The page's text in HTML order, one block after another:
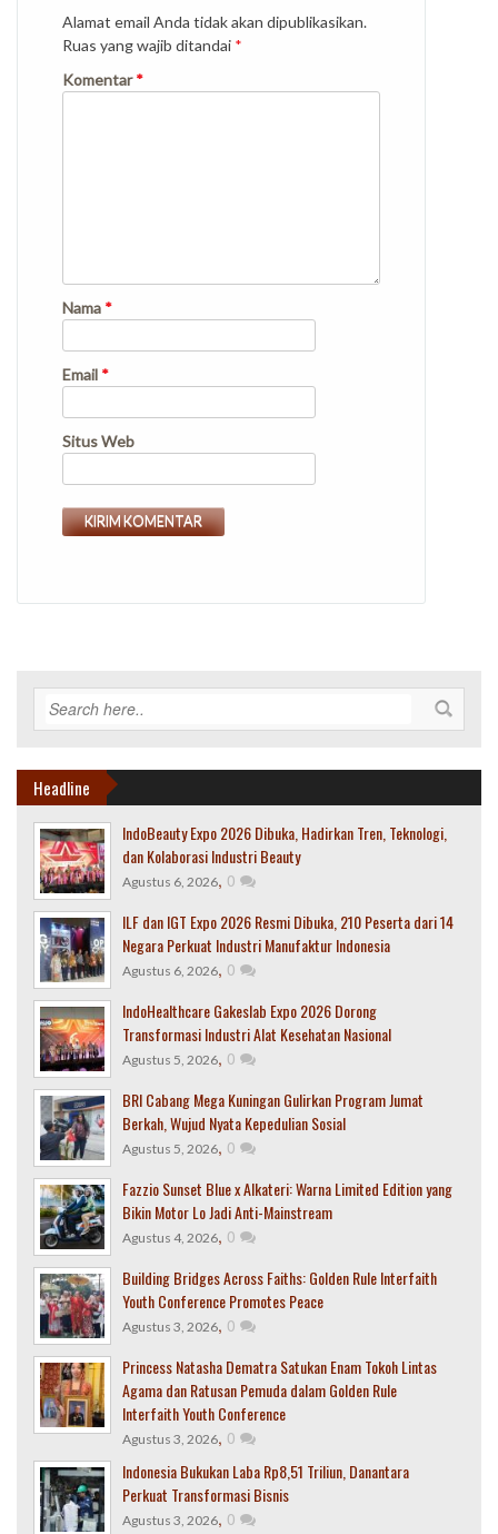
Alamat email Anda tidak akan dipublikasikan.
Ruas yang wajib ditandai *
Komentar*
Nama *
Email *
Situs Web
Headline
IndoBeauty Expo 2026 Dibuka, Hadirkan Tren, Teknologi,
dan Kolaborasi Industri Beauty
Agustus 6, 2026, 0
ILF dan IGT Expo 2026 Resmi Dibuka, 210 Peserta dari 14
Negara Perkuat Industri Manufaktur Indonesia
Agustus 6, 2026, 0
IndoHealthcare Gakeslab Expo 2026 Dorong
Transformasi Industri Alat Kesehatan Nasional
Agustus 5, 2026, 0
BRI Cabang Mega Kuningan Gulirkan Program Jumat
Berkah, Wujud Nyata Kepedulian Sosial
Agustus 5, 2026, 0
Fazzio Sunset Blue x Alkateri: Warna Limited Edition yang
Bikin Motor Lo Jadi Anti-Mainstream
Agustus 4, 2026, 0
Building Bridges Across Faiths: Golden Rule Interfaith
Youth Conference Promotes Peace
Agustus 3, 2026, 0
Princess Natasha Dematra Satukan Enam Tokoh Lintas
Agama dan Ratusan Pemuda dalam Golden Rule
Interfaith Youth Conference
Agustus 3, 2026, 0
Indonesia Bukukan Laba Rp8,51 Triliun, Danantara
Perkuat Transformasi Bisnis
Agustus 3, 2026, 0